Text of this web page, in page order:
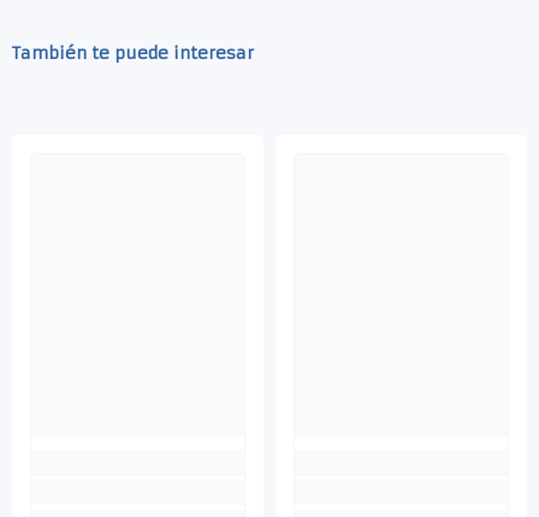
También te puede interesar